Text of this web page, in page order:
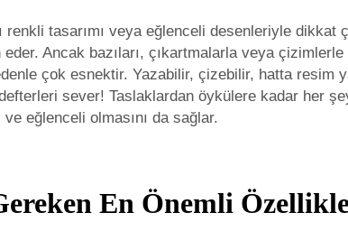
tasarımı veya eğlenceli desenleriyle
Ancak bazıları, çıkartmalarla veya çizimlerle
çok esnektir. Yazabilir, çizebilir, hatta resim
sever! Taslaklardan öykülere kadar her
eğlenceli olmasını da sağlar.
En Önemli